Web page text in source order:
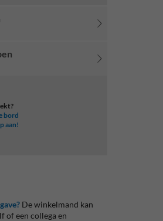
bord
aan!
De winkelmand kan
of een collega en